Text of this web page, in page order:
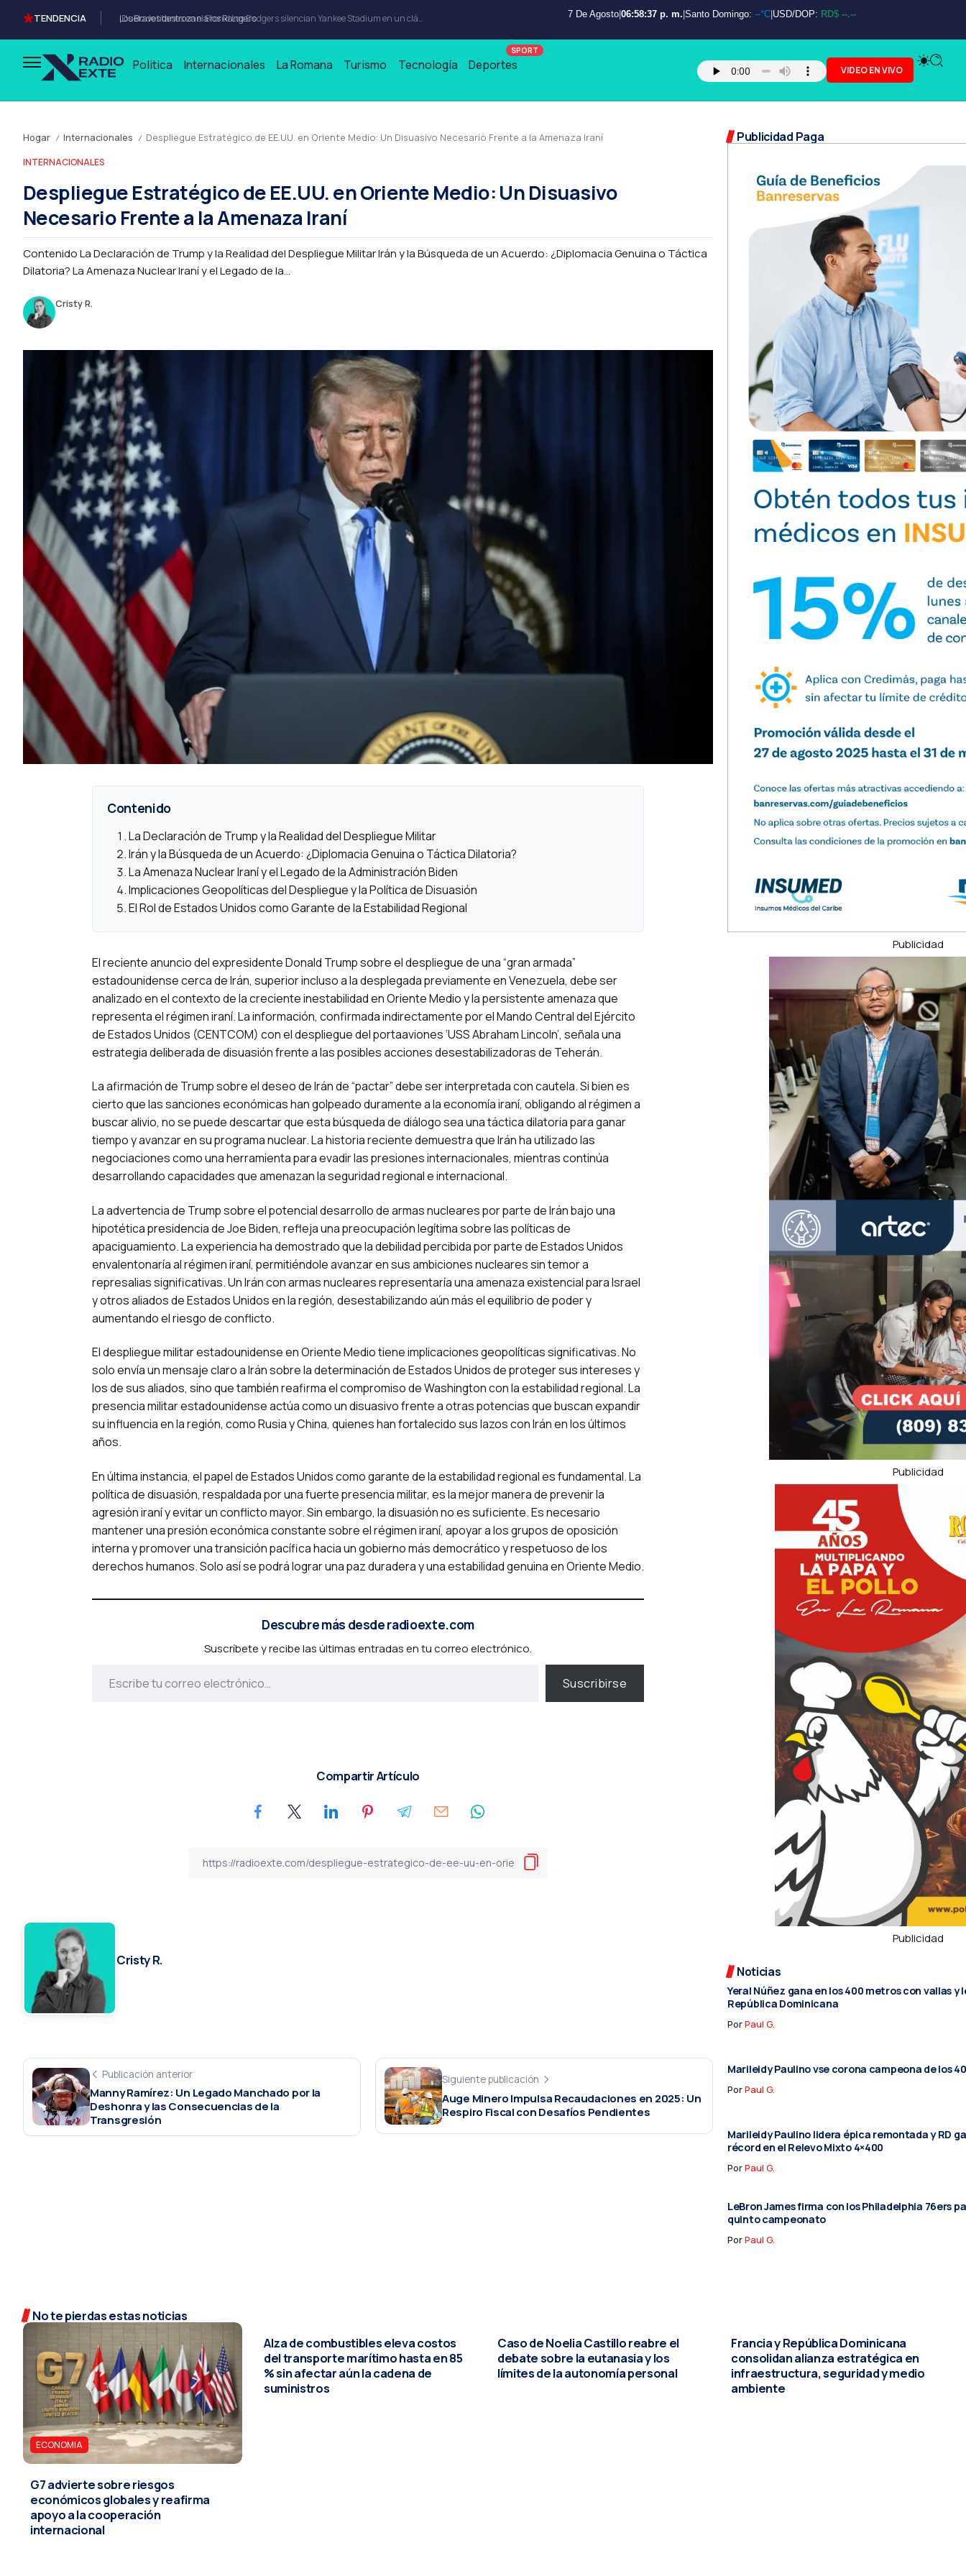
TENDENCIA Los Braves destrozan a los Rangers 7 De Agosto |06:58:38 p. m. |Santo Domingo:--°C USD/DOP: RD$ --.--
Politica Internacionales La Romana Turismo Tecnología Deportes VIDEO EN VIVO
Hogar / Internacionales / Despliegue Estratégico de EE.UU. en Oriente Medio: Un Disuasivo Necesario Frente a la Amenaza Iraní
INTERNACIONALES
Despliegue Estratégico de EE.UU. en Oriente Medio: Un Disuasivo
Necesario Frente a la Amenaza Iraní
Contenido La Declaración de Trump y la Realidad del Despliegue Militar Irán y la Búsqueda de un Acuerdo: ¿Diplomacia Genuina o Táctica
Dilatoria? La Amenaza Nuclear Iraní y el Legado de la...
Cristy R.
Contenido
La Declaración de Trump y la Realidad del Despliegue Militar
Irán y la Búsqueda de un Acuerdo: ¿Diplomacia Genuina o Táctica Dilatoria?
La Amenaza Nuclear Iraní y el Legado de la Administración Biden
Implicaciones Geopolíticas del Despliegue y la Política de Disuasión
El Rol de Estados Unidos como Garante de la Estabilidad Regional
El reciente anuncio del expresidente Donald Trump sobre el despliegue de una “gran armada”
estadounidense cerca de Irán, superior incluso a la desplegada previamente en Venezuela, debe ser
analizado en el contexto de la creciente inestabilidad en Oriente Medio y la persistente amenaza que
representa el régimen iraní. La información, confirmada indirectamente por el Mando Central del Ejército
de Estados Unidos (CENTCOM) con el despliegue del portaaviones ‘USS Abraham Lincoln’, señala una
estrategia deliberada de disuasión frente a las posibles acciones desestabilizadoras de Teherán.
La afirmación de Trump sobre el deseo de Irán de “pactar” debe ser interpretada con cautela. Si bien es
cierto que las sanciones económicas han golpeado duramente a la economía iraní, obligando al régimen a
buscar alivio, no se puede descartar que esta búsqueda de diálogo sea una táctica dilatoria para ganar
tiempo y avanzar en su programa nuclear. La historia reciente demuestra que Irán ha utilizado las
negociaciones como una herramienta para evadir las presiones internacionales, mientras continúa
desarrollando capacidades que amenazan la seguridad regional e internacional.
La advertencia de Trump sobre el potencial desarrollo de armas nucleares por parte de Irán bajo una
hipotética presidencia de Joe Biden, refleja una preocupación legítima sobre las políticas de
apaciguamiento. La experiencia ha demostrado que la debilidad percibida por parte de Estados Unidos
envalentonaría al régimen iraní, permitiéndole avanzar en sus ambiciones nucleares sin temor a
represalias significativas. Un Irán con armas nucleares representaría una amenaza existencial para Israel
y otros aliados de Estados Unidos en la región, desestabilizando aún más el equilibrio de poder y
aumentando el riesgo de conflicto.
El despliegue militar estadounidense en Oriente Medio tiene implicaciones geopolíticas significativas. No
solo envía un mensaje claro a Irán sobre la determinación de Estados Unidos de proteger sus intereses y
los de sus aliados, sino que también reafirma el compromiso de Washington con la estabilidad regional. La
presencia militar estadounidense actúa como un disuasivo frente a otras potencias que buscan expandir
su influencia en la región, como Rusia y China, quienes han fortalecido sus lazos con Irán en los últimos
años.
En última instancia, el papel de Estados Unidos como garante de la estabilidad regional es fundamental. La
política de disuasión, respaldada por una fuerte presencia militar, es la mejor manera de prevenir la
agresión iraní y evitar un conflicto mayor. Sin embargo, la disuasión no es suficiente. Es necesario
mantener una presión económica constante sobre el régimen iraní, apoyar a los grupos de oposición
interna y promover una transición pacífica hacia un gobierno más democrático y respetuoso de los
derechos humanos. Solo así se podrá lograr una paz duradera y una estabilidad genuina en Oriente Medio.
Descubre más desde radioexte.com
Suscríbete y recibe las últimas entradas en tu correo electrónico.
Suscribirse
Compartir Artículo
Cristy R.
Publicación anterior
Manny Ramírez: Un Legado Manchado por la
Deshonra y las Consecuencias de la
Transgresión
Siguiente publicación
Auge Minero Impulsa Recaudaciones en 2025: Un
Respiro Fiscal con Desafíos Pendientes
Publicidad Paga
Publicidad
Publicidad
Publicidad
Noticias
Yeral Núñez gana en los 400 metros con vallas y
República Dominicana
PorPaul G.
Marileidy Paulino vse corona campeona de los
PorPaul G.
Marileidy Paulino lidera épica remontada y RD
récord en el Relevo Mixto 4×400
PorPaul G.
LeBron James firma con los Philadelphia 76ers
quinto campeonato
PorPaul G.
No te pierdas estas noticias
ECONOMIA
G7 advierte sobre riesgos
económicos globales y reafirma
apoyo a la cooperación
internacional
Alza de combustibles eleva costos
del transporte marítimo hasta en 85
% sin afectar aún la cadena de
suministros
Caso de Noelia Castillo reabre el
debate sobre la eutanasia y los
límites de la autonomía personal
Francia y República Dominicana
consolidan alianza estratégica en
infraestructura, seguridad y medio
ambiente